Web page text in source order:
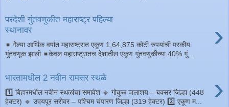
परदेशी गुंतवणुकीत महाराष्ट्र पहिल्या
स्थानावर
›
◾️ गेल्या आर्थिक वर्षात महाराष्ट्रात एकूण 1,64,875 कोटी रुपयांची परकीय
गुंतवणूक झाली ◾️केवल महाराष्ट्रातच देशातील एकूण गुंतवणुकीच्या 40% गुं...
भारतामधील 2 नवीन रामसर स्थळे ›
1️⃣ बिहारमधील नवीन स्थळांचा समावेश 🔹 गोकुळ जलाशय – बक्सर जिल्हा (448
हेक्टर) 🔹 उदयपूर सरोवर – पश्चिम चंपारण जिल्हा (319 हेक्टर) 2️⃣ एकूण म...